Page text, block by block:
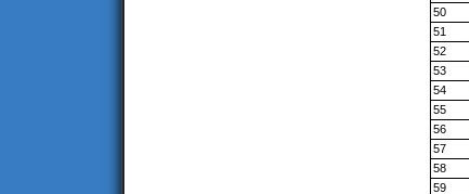
50
51
52
53
54
55
56
57
58
59